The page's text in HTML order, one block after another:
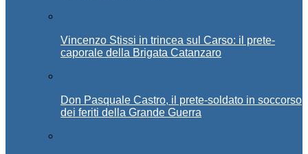
Vincenzo Stissi in trincea sul Carso: il prete-
caporale della Brigata Catanzaro
Don Pasquale Castro, il prete-soldato in soccorso
dei feriti della Grande Guerra